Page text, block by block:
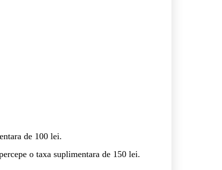
de 100 lei.
o taxa suplimentara de 150 lei.